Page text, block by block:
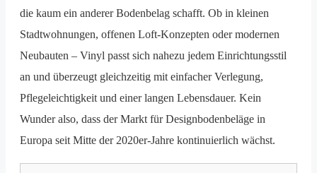
die kaum ein anderer Bodenbelag schafft. Ob in kleinen
Stadtwohnungen, offenen Loft-Konzepten oder modernen
Neubauten – Vinyl passt sich nahezu jedem Einrichtungsstil
an und überzeugt gleichzeitig mit einfacher Verlegung,
Pflegeleichtigkeit und einer langen Lebensdauer. Kein
Wunder also, dass der Markt für Designbodenbeläge in
Europa seit Mitte der 2020er-Jahre kontinuierlich wächst.